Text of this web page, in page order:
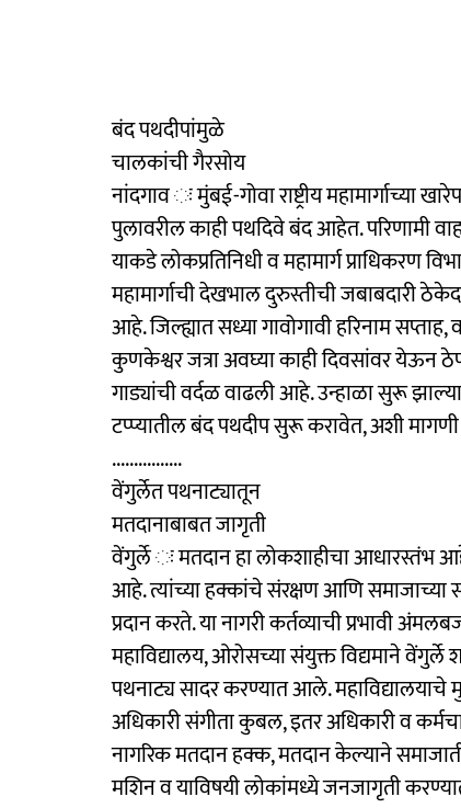
बंद पथदीपांमुळे
चालकांची गैरसोय
नांदगाव ः मुंबई-गोवा राष्ट्रीय
पुलावरील काही पथदिवे बंद आहेत. परिणामी
याकडे लोकप्रतिनिधी व महामार्ग प्राधिकरण
महामार्गाची देखभाल दुरुस्तीची जबाबदारी
आहे. जिल्ह्यात सध्या गावोगावी हरिनाम
कुणकेश्वर जत्रा अवघ्या काही दिवसांवर येऊन
गाड्यांची वर्दळ वाढली आहे. उन्हाळा सुरू
टप्प्यातील बंद पथदीप सुरू करावेत, अशी
................
वेंगुर्लेत पथनाट्यातून
मतदानाबाबत जागृती
वेंगुर्ले ः मतदान हा लोकशाहीचा आधारस्तंभ
आहे. त्यांच्या हक्कांचे संरक्षण आणि समाजाच्या
प्रदान करते. या नागरी कर्तव्याची प्रभावी
महाविद्यालय, ओरोसच्या संयुक्त विद्यमाने
पथनाट्य सादर करण्यात आले. महाविद्यालयाचे
अधिकारी संगीता कुबल, इतर अधिकारी व
नागरिक मतदान हक्क, मतदान केल्याने
मशिन व याविषयी लोकांमध्ये जनजागृती